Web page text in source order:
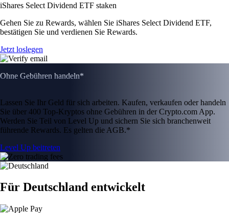
iShares Select Dividend ETF staken
Gehen Sie zu Rewards, wählen Sie iShares Select Dividend ETF,
bestätigen Sie und verdienen Sie Rewards.
Jetzt loslegen
Ohne Gebühren handeln*
Lassen Sie Ihr Geld für sich arbeiten. Kaufen, verkaufen oder handeln
Sie über 400 Top-Kryptos ohne Gebühren in der Crypto.com App.
Werden Sie Teil von Level Up und sichern Sie sich branchenweit
führende Rewards. Es gelten die AGB.*
Level Up beitreten
Für Deutschland entwickelt